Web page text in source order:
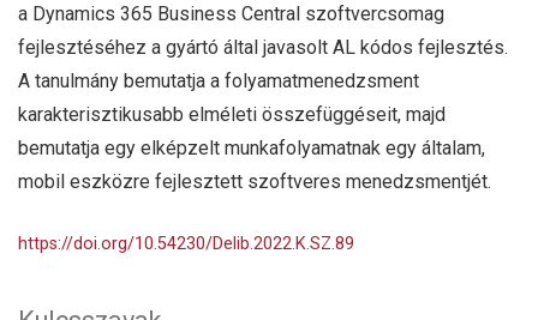
a Dynamics 365 Business Central szoftvercsomag
fejlesztéséhez a gyártó által javasolt AL kódos fejlesztés.
A tanulmány bemutatja a folyamatmenedzsment
karakterisztikusabb elméleti összefüggéseit, majd
bemutatja egy elképzelt munkafolyamatnak egy általam,
mobil eszközre fejlesztett szoftveres menedzsmentjét.
https://doi.org/10.54230/Delib.2022.K.SZ.89